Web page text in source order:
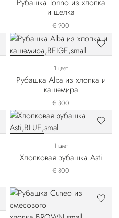
Рубашка Torino из хлопка
и шелка
€ 900
1 цвет
Рубашка Alba из хлопка и
кашемира
€ 800
1 цвет
Хлопковая рубашка Asti
€ 800